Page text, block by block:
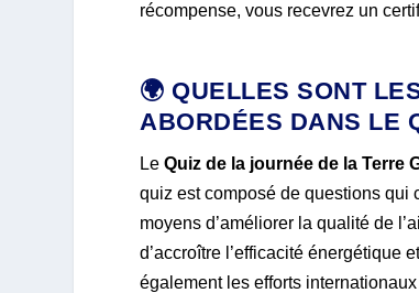
récompense, vous recevrez un
🌍 QUELLES SONT
ABORDÉES DANS LE
LeQuiz de la journée de la Terre
quiz est composé de questions qui
moyens d’améliorer la qualité de
d’accroître l’efficacité énergétique
également les efforts